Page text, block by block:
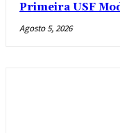
Primeira USF
Agosto 5, 2026